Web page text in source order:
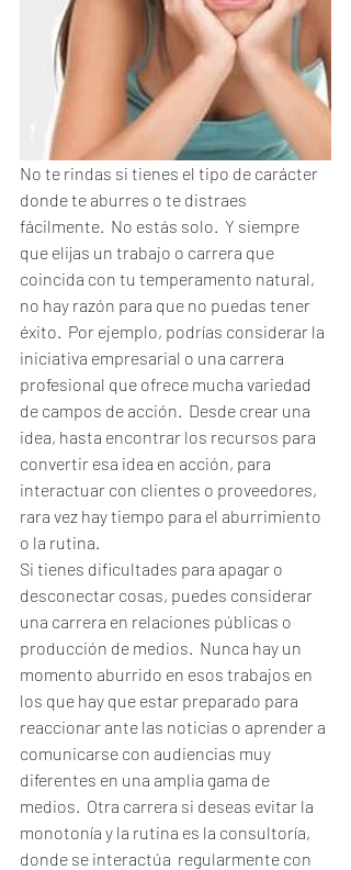
No te rindas si tienes el tipo de carácter
donde te aburres o te distraes
fácilmente.  No estás solo.  Y siempre
que elijas un trabajo o carrera que
coincida con tu temperamento natural,
no hay razón para que no puedas tener
éxito.  Por ejemplo, podrías considerar la
iniciativa empresarial o una carrera
profesional que ofrece mucha variedad
de campos de acción.  Desde crear una
idea, hasta encontrar los recursos para
convertir esa idea en acción, para
interactuar con clientes o proveedores,
rara vez hay tiempo para el aburrimiento
o la rutina.
Si tienes dificultades para apagar o
desconectar cosas, puedes considerar
una carrera en relaciones públicas o
producción de medios.  Nunca hay un
momento aburrido en esos trabajos en
los que hay que estar preparado para
reaccionar ante las noticias o aprender a
comunicarse con audiencias muy
diferentes en una amplia gama de
medios.  Otra carrera si deseas evitar la
monotonía y la rutina es la consultoría,
donde se interactúa  regularmente con